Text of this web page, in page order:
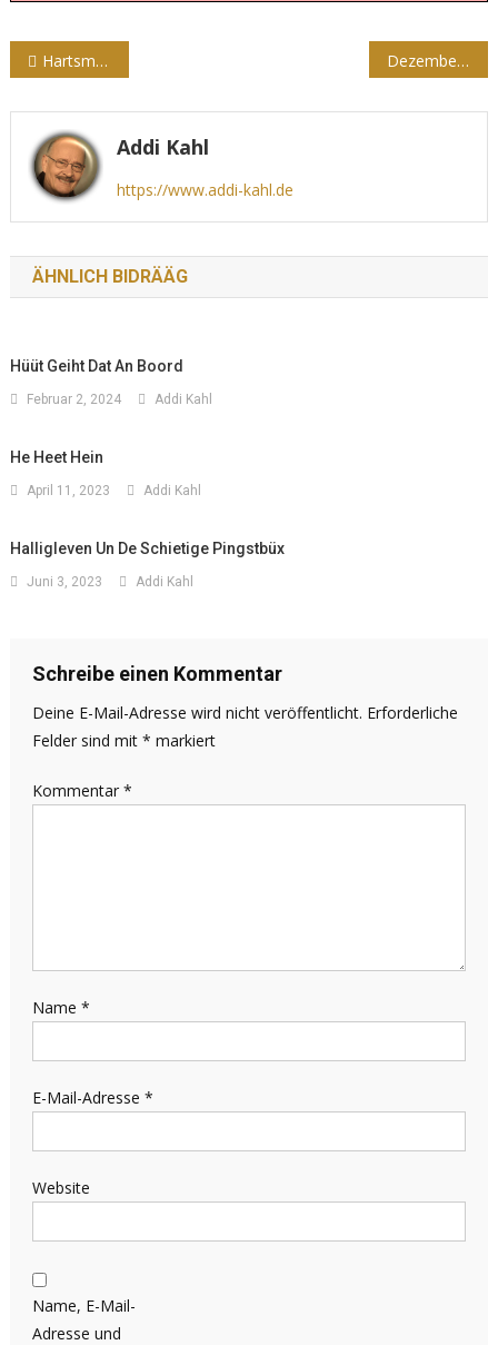
Beitragsnavigation
Hartsmart in März Dezember
Addi Kahl
https://www.addi-kahl.de
ÄHNLICH BIDRÄÄG
Hüüt Geiht Dat An Boord
Februar 2, 2024 Addi Kahl
He Heet Hein
April 11, 2023 Addi Kahl
Halligleven Un De Schietige Pingstbüx
Juni 3, 2023 Addi Kahl
Schreibe einen Kommentar
Deine E-Mail-Adresse wird nicht veröffentlicht. Erforderliche
Felder sind mit * markiert
Kommentar *
Name *
E-Mail-Adresse *
Website
Name, E-Mail-
Adresse und